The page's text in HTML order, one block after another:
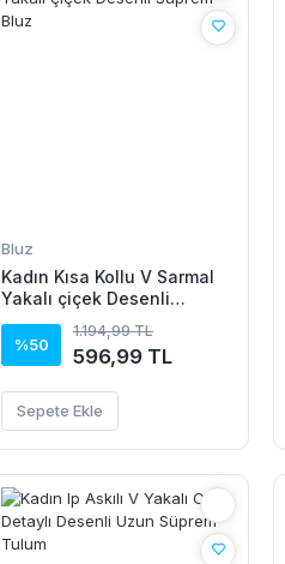
Bluz
Kadın Kısa Kollu V Sarmal
Yakalı çiçek Desenli
Süprem Bluz
%50
1.194,99 TL
596,99 TL
Sepete Ekle